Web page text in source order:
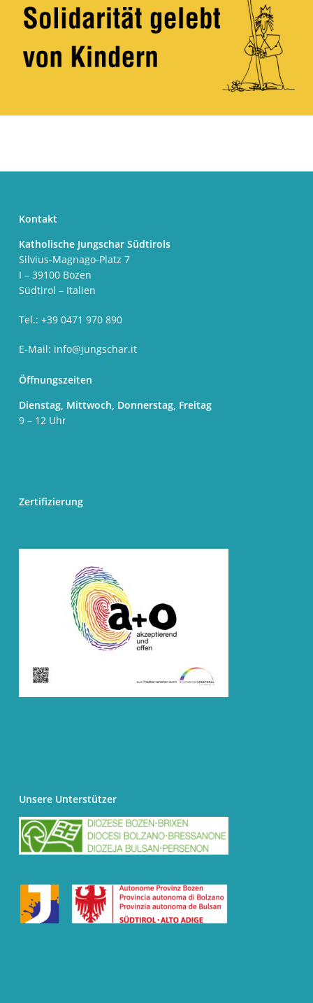
Kontakt
Katholische Jungschar Südtirols
Silvius-Magnago-Platz 7
I – 39100 Bozen
Südtirol – Italien
Tel.: +39 0471 970 890
E-Mail: info@jungschar.it
Öffnungszeiten
Dienstag, Mittwoch, Donnerstag, Freitag
9 – 12 Uhr
Zertifizierung
Unsere Unterstützer